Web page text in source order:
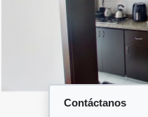
Contáctanos